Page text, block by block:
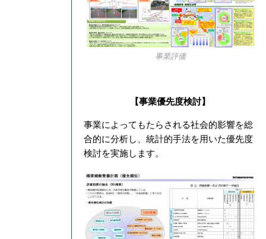
事業評価
【事業優先度検討】
事業によってもたらされる社会的影響を総
合的に分析し、統計的手法を用いた優先度
検討を実施します。